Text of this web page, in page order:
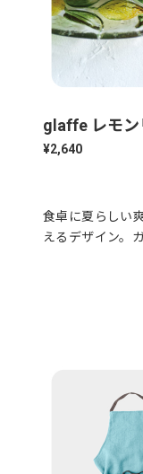
glaffe レモン
¥2,640
食卓に夏らしい
えるデザイン。